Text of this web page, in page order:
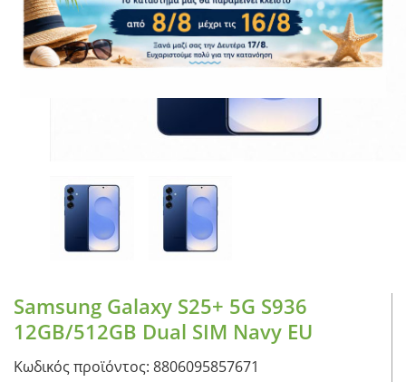
CASE FANS
LIQUID COOLERS
ΟΙΚΙΑΚΕΣ ΣΥΣΚΕΥΕΣ
ΠΡΟΣΩΠΙΚΗ ΦΡΟΝΤΙΔΑ
Samsung Galaxy S25+ 5G S936
12GB/512GB Dual SIM Navy EU
Κωδικός προϊόντος: 8806095857671